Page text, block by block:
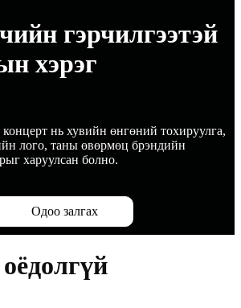
гэрчилгээтэй
хэрэг
нь хувийн өнгөний тохируулга,
лого, таны өвөрмөц брэндийн
харуулсан болно.
Одоо залгах